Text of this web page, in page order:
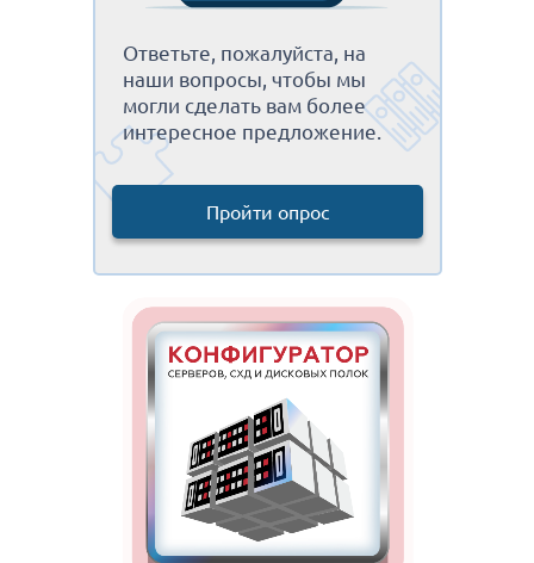
Ответьте, пожалуйста, на
наши вопросы, чтобы мы
могли сделать вам более
интересное предложение.
Пройти опрос